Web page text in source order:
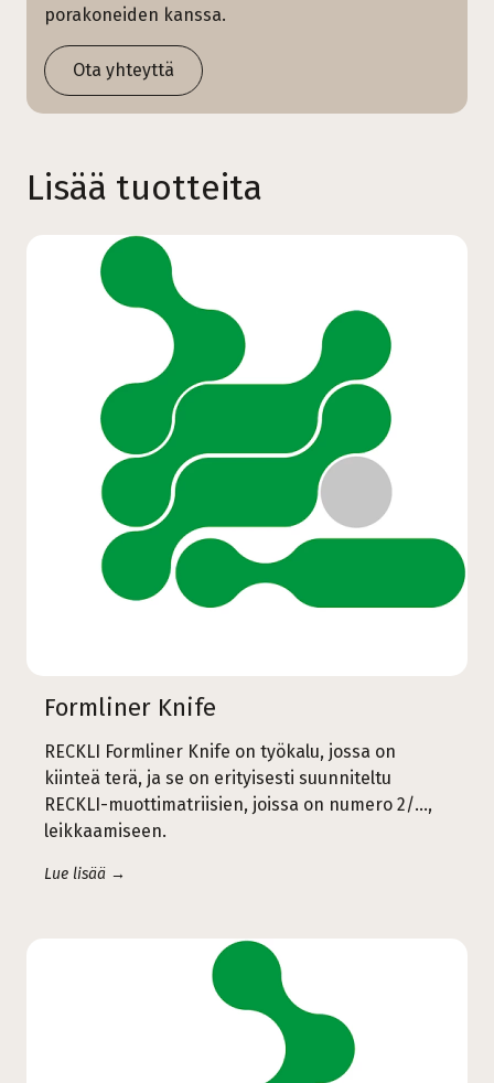
porakoneiden kanssa.
Ota yhteyttä
Lisää tuotteita
Formliner Knife
RECKLI Formliner Knife on työkalu, jossa on
kiinteä terä, ja se on erityisesti suunniteltu
RECKLI-muottimatriisien, joissa on numero 2/...,
leikkaamiseen.
Lue lisää →